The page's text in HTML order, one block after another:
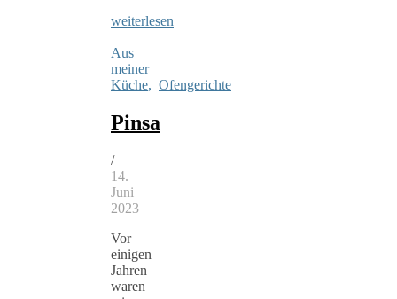
weiterlesen
Aus
meiner
Küche, Ofengerichte
Pinsa
/
14.
Juni
2023
Vor
einigen
Jahren
waren